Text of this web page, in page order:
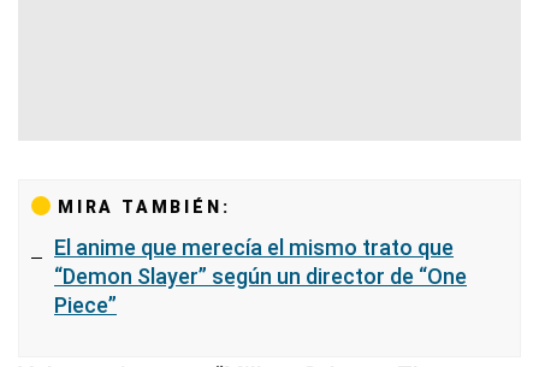
MIRA TAMBIÉN:
El anime que merecía el mismo trato que
“Demon Slayer” según un director de “One
Piece”